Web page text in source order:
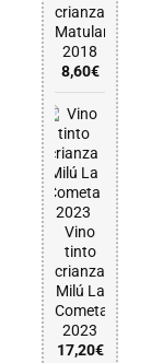
crianza
Matulan
2018
8,60€
Vino
tinto
crianza
Milú La
Cometa
2023
17,20€